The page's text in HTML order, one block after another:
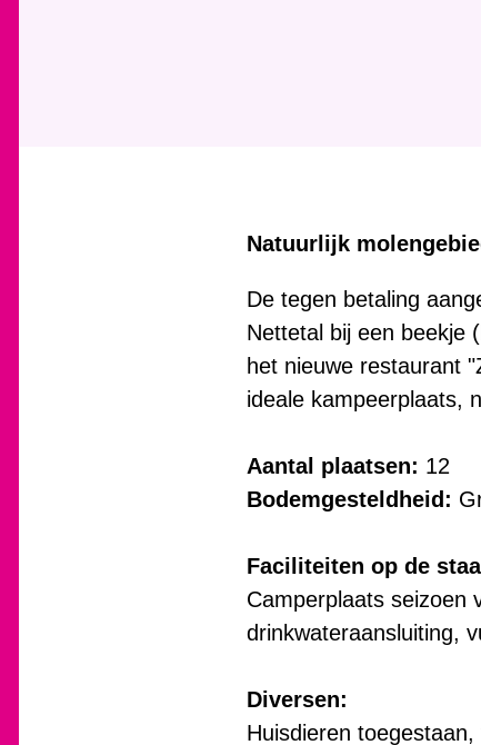
Natuurlijk
De tegen betaling
Nettetal bij een beekje
het nieuwe restaurant
ideale kampeerplaats,
Aantal plaatsen: 12
Bodemgesteldheid:
Faciliteiten op de
Camperplaats seizoen
drinkwateraansluiting,
Diversen:
Huisdieren